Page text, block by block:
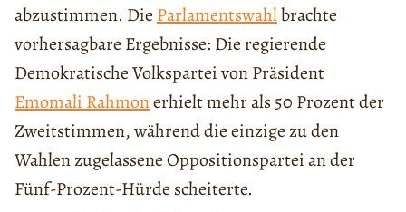
abzustimmen. Die Parlamentswahlbrachte
vorhersagbare Ergebnisse: Die regierende
Demokratische Volkspartei von Präsident
Emomali Rahmonerhielt mehr als 50 Prozent der
Zweitstimmen, während die einzige zu den
Wahlen zugelassene Oppositionspartei an der
Fünf-Prozent-Hürde scheiterte.